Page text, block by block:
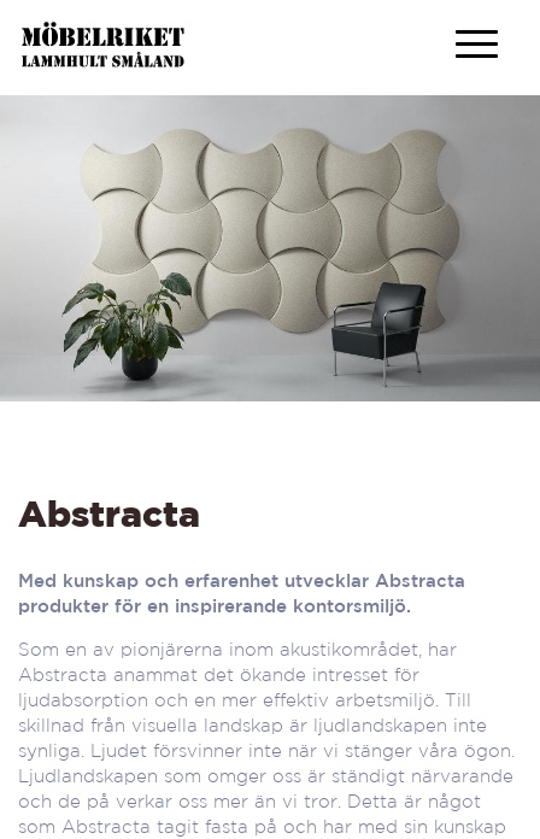
Abstracta
Med kunskap och erfarenhet utvecklar Abstracta
produkter för en inspirerande kontorsmiljö.
Som en av pionjärerna inom akustikområdet, har
Abstracta anammat det ökande intresset för
ljudabsorption och en mer effektiv arbetsmiljö. Till
skillnad från visuella landskap är ljudlandskapen inte
synliga. Ljudet försvinner inte när vi stänger våra ögon.
Ljudlandskapen som omger oss är ständigt närvarande
och de på verkar oss mer än vi tror. Detta är något
som Abstracta tagit fasta på och har med sin kunskap